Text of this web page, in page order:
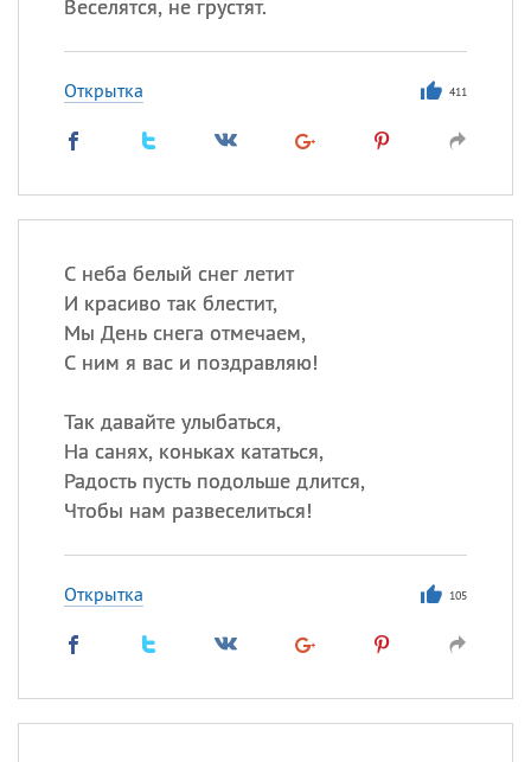
Веселятся, не грустят.
Открытка 411
С неба белый снег летит
И красиво так блестит,
Мы День снега отмечаем,
С ним я вас и поздравляю!
Так давайте улыбаться,
На санях, коньках кататься,
Радость пусть подольше длится,
Чтобы нам развеселиться!
Открытка 105